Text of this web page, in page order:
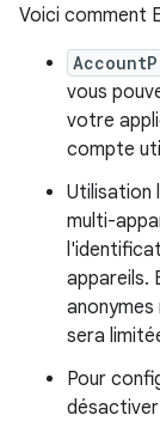
Voici comment
vous
votre
compte
Utilisation
multi-
appareils.
sera
Pour